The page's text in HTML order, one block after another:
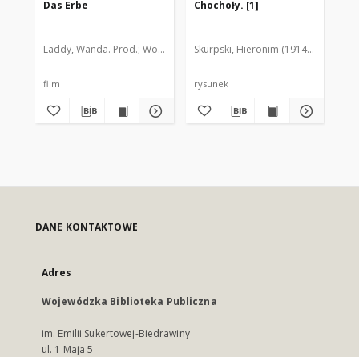
Das Erbe
Laddy, Wanda. Prod. Wojnach, Andrzej. Scen. Błaszczok, Adam. Reż.
film
Chochoły. [1]
Skurpski, Hieronim (1914-2006)
rysunek
DANE KONTAKTOWE
Adres
Wojewódzka Biblioteka Publiczna
im. Emilii Sukertowej-Biedrawiny
ul. 1 Maja 5